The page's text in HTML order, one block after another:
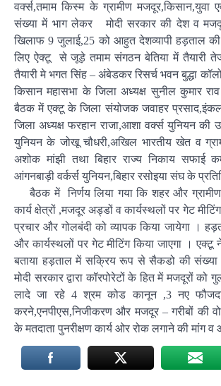
वर्क्स,तमाम किस्म के ग्रामीण मजदूर,किसान,युवा
संख्या में भाग लेकर मोदी सरकार की देश व मजदूर
खिलाफ 9 जुलाई,25 को आहुत देशव्यापी हड़ताल
लिए ऐक्टू से जूड़े तमाम संगठन बेतिया में तैयारी
तैयारी मे भगत सिंह – अंबेडकर रिसर्च भवन बुद्धा
किसान महासभा के जिला अध्यक्ष सुनील कुमार राव
बैठक में एक्टू के जिला संयोजक जवाहर
जिला अध्यक्ष फरहान राजा,आशा वर्क्स युनियन की
युनियन के जोखू चौधरी,अखिल भारतीय खेत व
अशोक मांझी तथा बिहार राज्य निकाय सफाई
आंगनबाड़ी वर्कर्स युनियन,बिहार रसोइया संघ के
बैठक में निर्णय लिया गया कि शहर और
कार्य क्षेत्रों ,मजदूर अड्डों व कार्यस्थलों पर गेट
प्रचार और गोलबंदी को व्यापक किया जायेगा ।
और कार्यस्थलों पर गेट मीटिंग किया जाएगा । एक्टू
बताया हड़ताल में सक्रिय रूप से सैकडो की
मोदी सरकार द्वारा कॉरपोरेटों के हित में मजदूरों को
लादे जा रहे 4 श्रम कोड कानून ,3 नए
करने,एनपीएस,निजीकरण और मजदूर – गरीबों की
के मतदाता पुनरीक्षण कार्य ओर रोक लगाने की मांग